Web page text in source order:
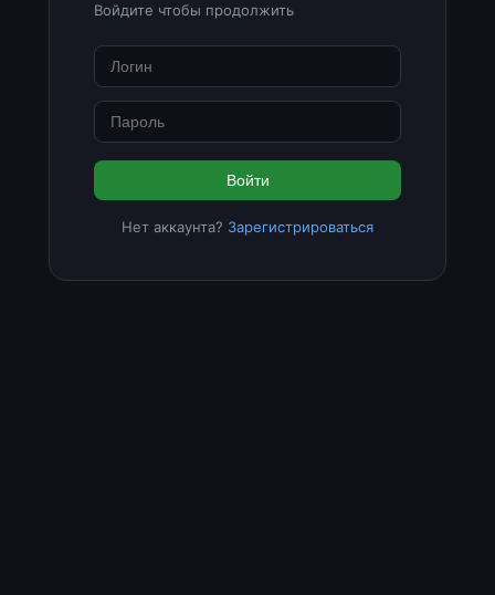
Войдите чтобы продолжить
Войти
Нет аккаунта? Зарегистрироваться